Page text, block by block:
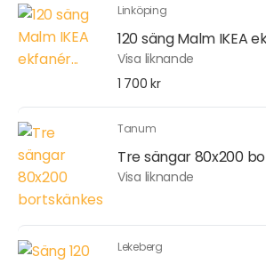
Linköping
120 säng Malm IKEA
Visa liknande
1 700 kr
Tanum
Tre sängar 80x200
Visa liknande
Lekeberg